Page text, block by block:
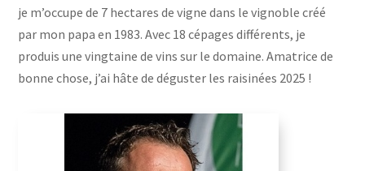
je m’occupe de 7 hectares de vigne dans le vignoble créé
par mon papa en 1983. Avec 18 cépages différents, je
produis une vingtaine de vins sur le domaine. Amatrice de
bonne chose, j’ai hâte de déguster les raisinées 2025 !